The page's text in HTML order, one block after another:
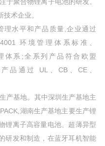
术企业。
水平和产品质量,企业通过
环境管理体系标准、
体系;全系列产品符合欧盟
品通过 UL、CB、CE、
基地。其中深圳生产基地主
湖南生产基地主要生产锂
锂离子高容量电池、超薄异型
研发和制造，在蓝牙耳机智能